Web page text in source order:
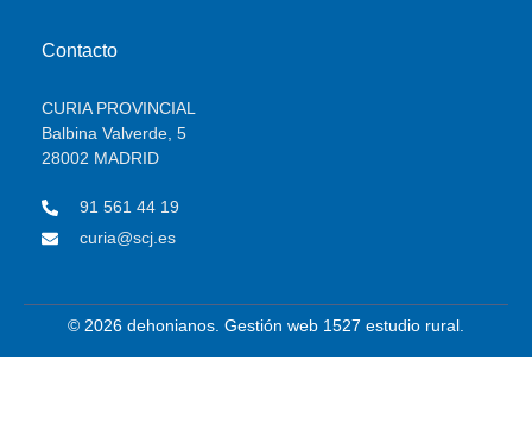
Contacto
CURIA PROVINCIAL
Balbina Valverde, 5
28002 MADRID
91 561 44 19
curia@scj.es
© 2026 dehonianos. Gestión web 1527 estudio rural.